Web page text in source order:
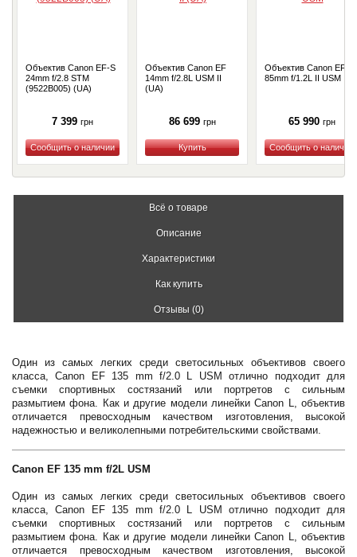
Объектив Canon EF-S
24mm f/2.8 STM
(9522B005) (UA)
7 399 грн
Купить
Объектив Canon EF
14mm f/2.8L USM II
(UA)
86 699 грн
Купить
Объектив Canon EF
85mm f/1.2L II USM
65 990 грн
Купить
Всё о товаре
Описание
Характеристики
Как купить
Отзывы (0)
Один из самых легких среди светосильных объективов своего
класса, Canon EF 135 mm f/2.0 L USM отлично подходит для
съемки спортивных состязаний или портретов с сильным
размытием фона. Как и другие модели линейки Canon L, объектив
отличается превосходным качеством изготовления, высокой
надежностью и великолепными потребительскими свойствами.
Canon EF 135 mm f/2L USM
Один из самых легких среди светосильных объективов своего
класса, Canon EF 135 mm f/2.0 L USM отлично подходит для
съемки спортивных состязаний или портретов с сильным
размытием фона. Как и другие модели линейки Canon L, объектив
отличается превосходным качеством изготовления, высокой